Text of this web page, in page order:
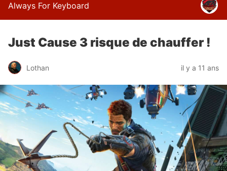
Always For Keyboard
Just Cause 3 risque de chauffer !
Lothan il y a 11 ans